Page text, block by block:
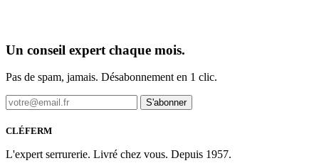
Un conseil expert chaque mois.
Pas de spam, jamais. Désabonnement en 1 clic.
S'abonner
CLÉFERM
L'expert serrurerie. Livré chez vous. Depuis 1957.